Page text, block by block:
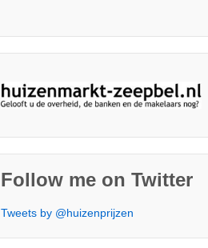
Follow me on Twitter
Tweets by @huizenprijzen